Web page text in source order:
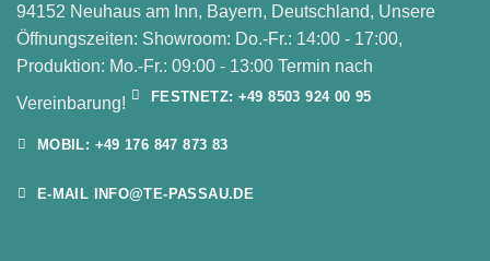
94152 Neuhaus am Inn, Bayern, Deutschland, Unsere
Öffnungszeiten: Showroom: Do.-Fr.: 14:00 - 17:00,
Produktion: Mo.-Fr.: 09:00 - 13:00 Termin nach
Vereinbarung!
FESTNETZ: +49 8503 924 00 95
MOBIL: +49 176 847 873 83
E-MAIL INFO@TE-PASSAU.DE